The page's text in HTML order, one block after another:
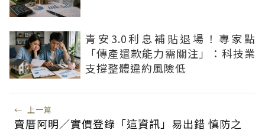
青安3.0利息補貼退場！專家點
「傳產還款能力需關注」：科技業
支撐整體違約風險低
← 上一篇
賣厝阿明／實價登錄「這資訊」易出錯 慎防之